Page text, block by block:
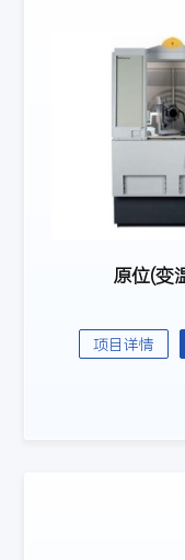
原位(变
项目详情